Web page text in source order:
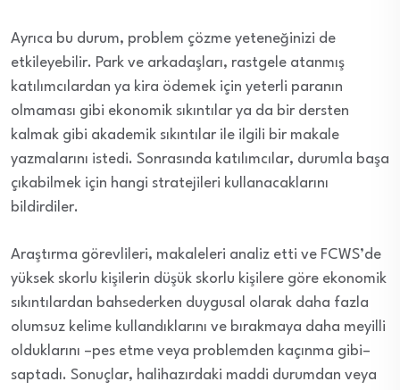
Ayrıca bu durum, problem çözme yeteneğinizi de
etkileyebilir. Park ve arkadaşları, rastgele atanmış
katılımcılardan ya kira ödemek için yeterli paranın
olmaması gibi ekonomik sıkıntılar ya da bir dersten
kalmak gibi akademik sıkıntılar ile ilgili bir makale
yazmalarını istedi. Sonrasında katılımcılar, durumla başa
çıkabilmek için hangi stratejileri kullanacaklarını
bildirdiler.
Araştırma görevlileri, makaleleri analiz etti ve FCWS’de
yüksek skorlu kişilerin düşük skorlu kişilere göre ekonomik
sıkıntılardan bahsederken duygusal olarak daha fazla
olumsuz kelime kullandıklarını ve bırakmaya daha meyilli
olduklarını –pes etme veya problemden kaçınma gibi–
saptadı. Sonuçlar, halihazırdaki maddi durumdan veya